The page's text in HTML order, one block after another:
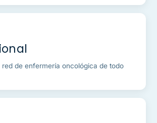
red de enfermería oncológica de todo